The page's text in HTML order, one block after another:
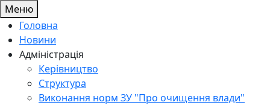
Меню
Головна
Новини
Адміністрація
Керівництво
Структура
Виконання норм ЗУ "Про очищення влади"